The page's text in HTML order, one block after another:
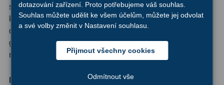
Objímky10
Motory a pohony13
13
standardního 1,25″ okulárového hrdla, takže je
kompatibilní s naprostou většinou současných
dalekohledů a okulárů. Celková hmotnost pouhých 11
gramů znamená, že filtr nezatěžuje optický vlak a
nezpůsobuje problémy s balancí dalekohledu.
Hodnota
dotazování zařízení. Proto potřebujeme váš souhlas.
Souhlas můžete udělit ke všem účelům, můžete jej odvolat
a své volby změnit v Nastavení souhlasu.
Přijmout všechny cookies
Odmítnout vše